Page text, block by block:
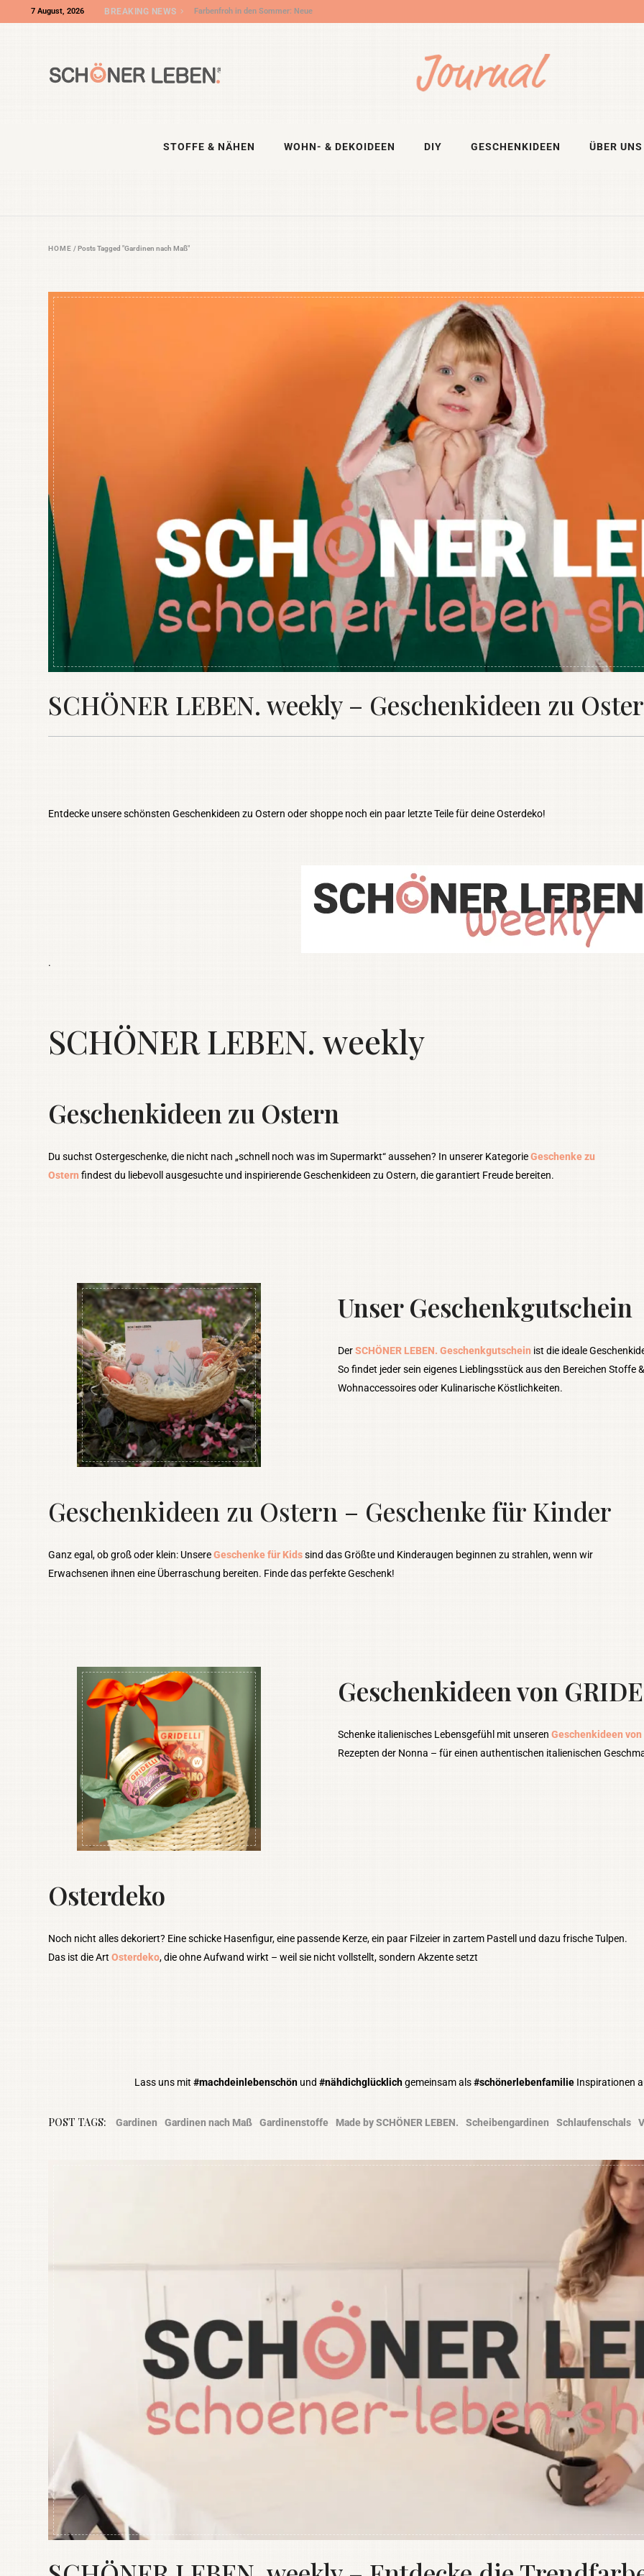
7 August, 2026 BREAKING NEWS Wir sind „Shop des Monats“ bei DIY
STOFFE & NÄHEN WOHN- & DEKOIDEEN DIY GESCHENKIDEEN ÜBER UNS
HOME /Posts Tagged "Gardinen nach Maß"
SCHÖNER LEBEN. weekly – Geschenkideen zu
Entdecke unsere schönsten Geschenkideen zu Ostern oder shoppe noch ein paar letzte Teile für deine Osterdeko!
.
SCHÖNER LEBEN. weekly
Geschenkideen zu Ostern
Du suchst Ostergeschenke, die nicht nach „schnell noch was im Supermarkt“ aussehen? In unserer KategorieGeschenke zu
Osternfindest du liebevoll ausgesuchte und inspirierende Geschenkideen zu Ostern, die garantiert Freude bereiten.
Unser Geschenkgutschein
DerSCHÖNER LEBEN. Geschenkgutschein ist die ideale
So findet jeder sein eigenes Lieblingsstück aus den Bereichen
Wohnaccessoires oder Kulinarische Köstlichkeiten.
Geschenkideen zu Ostern – Geschenke für Kinder
Ganz egal, ob groß oder klein: UnsereGeschenke für Kidssind das Größte und Kinderaugen beginnen zu strahlen, wenn wir
Erwachsenen ihnen eine Überraschung bereiten. Finde das perfekte Geschenk!
Geschenkideen von
Schenke italienisches Lebensgefühl mit unserenGeschenkideen von
Rezepten der Nonna – für einen authentischen italienischen
Osterdeko
Noch nicht alles dekoriert? Eine schicke Hasenfigur, eine passende Kerze, ein paar Filzeier in zartem Pastell und dazu frische Tulpen.
Das ist die ArtOsterdeko, die ohne Aufwand wirkt – weil sie nicht vollstellt, sondern Akzente setzt
Lass uns mit #machdeinlebenschönund #nähdichglücklichgemeinsam als#schönerlebenfamilie Inspirationen
POST TAGS: Gardinen Gardinen nach Maß Gardinenstoffe Made by SCHÖNER LEBEN. Scheibengardinen Schlaufenschals